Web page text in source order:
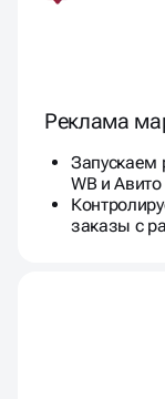
Реклама
Запускаем
WB и Авито
заказы с